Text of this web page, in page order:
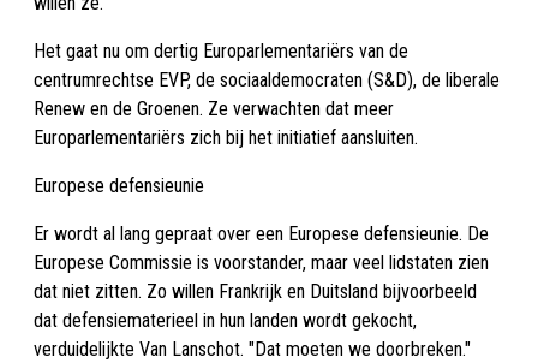
Het gaat nu om dertig Europarlementariërs van de
centrumrechtse EVP, de sociaaldemocraten (S&D), de liberale
Renew en de Groenen. Ze verwachten dat meer
Europarlementariërs zich bij het initiatief aansluiten.
Europese defensieunie
Er wordt al lang gepraat over een Europese defensieunie. De
Europese Commissie is voorstander, maar veel lidstaten zien
dat niet zitten. Zo willen Frankrijk en Duitsland bijvoorbeeld
dat defensiematerieel in hun landen wordt gekocht,
verduidelijkte Van Lanschot. "Dat moeten we doorbreken."